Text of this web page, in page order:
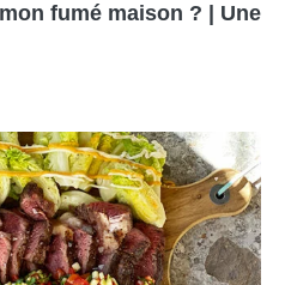
fumé maison ? | Une